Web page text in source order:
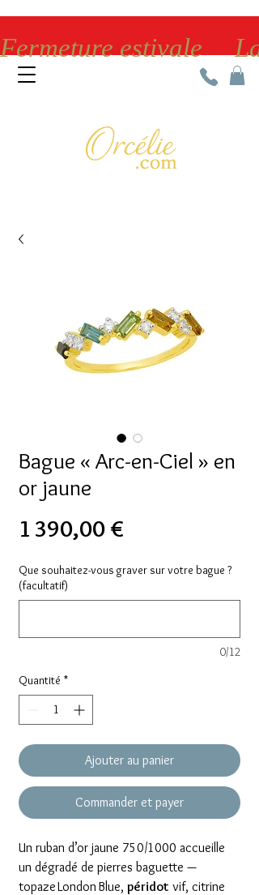
Fermeture estivale
Bague « Arc-en-Ciel » en
or jaune
1 390,00 €
Que souhaitez-vous graver sur votre bague ?
(facultatif)
0/12
Quantité *
Ajouter au panier
Commander et payer
Un ruban d’or jaune 750/1000 accueille
un dégradé de pierres baguette —
topaze London Blue, péridot vif, citrine